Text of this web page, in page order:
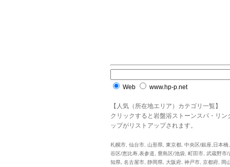
Web www.hp-p.net
【人気（所在地エリア）カテゴリ一覧】
クリックすると岩盤浴ストーンスパ・リ
ップがリストアップされます。
札幌市 仙台市 山形県 東京都 中央区/銀座,日本橋
谷区/恵比寿,表参道
豊島区/池袋 町田市 武蔵野市/
知県 名古屋市 静岡県 大阪府 神戸市 京都府 岡